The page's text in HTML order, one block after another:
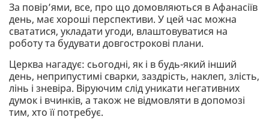
За повір’ями, все, про що домовляються в Афанасіїв
день, має хороші перспективи. У цей час можна
свататися, укладати угоди, влаштовуватися на
роботу та будувати довгострокові плани.
Церква нагадує: сьогодні, як і в будь-який інший
день, неприпустимі сварки, заздрість, наклеп, злість,
лінь і зневіра. Віруючим слід уникати негативних
думок і вчинків, а також не відмовляти в допомозі
тим, хто її потребує.